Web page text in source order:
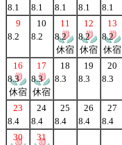
8.1
8.1
8.1
8.1
8.1
9
8.2
10
8.2
11
8.2
休宿
12
8.2
休宿
13
8.2
休宿
16
8.3
休宿
17
8.3
休宿
18
8.3
19
8.3
20
8.3
23
8.4
24
8.4
25
8.4
26
8.4
27
8.4
30
31